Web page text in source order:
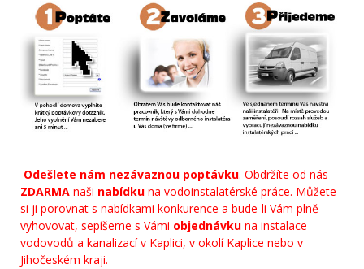
Odešlete nám nezávaznou poptávku. Obdržíte od nás
ZDARMA naši nabídku na vodoinstalatérské práce. Můžete
si ji porovnat s nabídkami konkurence a bude-li Vám plně
vyhovovat, sepíšeme s Vámi objednávku na instalace
vodovodů a kanalizací v Kaplici, v okolí Kaplice nebo v
Jihočeském kraji.